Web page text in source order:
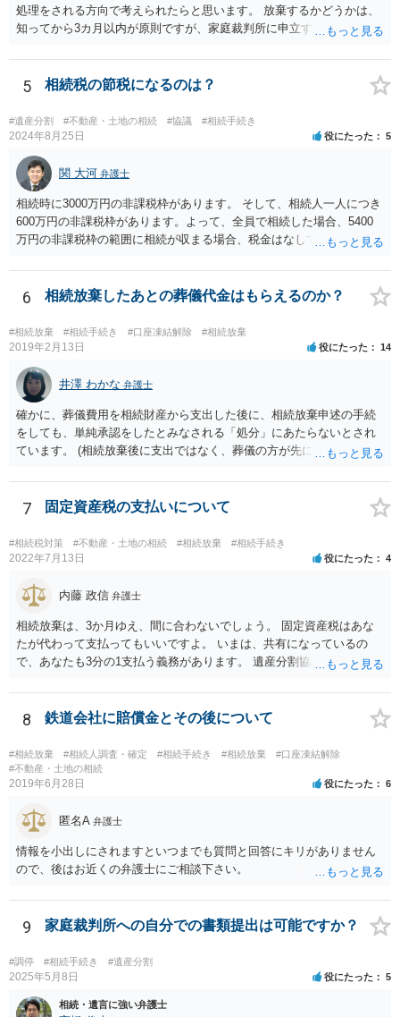
処理をされる方向で考えられたらと思います。 放棄するかどうかは、
知ってから3カ月以内が原則ですが、家庭裁判所に申立すれば3カ月の
放棄するかどうか決めることができます。 銀行やサラ金が数年も放置
することはありませんので、数年後に借金が発見される可能性はほぼ
ありません。 なお、私が扱った相続放棄を検討していた案件で、期間
伸長して調査したところ、サラ金に対する過払金など相当な財産が見
つかったため相続したという事例がありました。
5 相続税の節税になるのは？
#遺産分割 #不動産・土地の相続 #協議 #相続手続き
2024年8月25日 役にたった 5
関 大河 弁護士
相続時に3000万円の非課税枠があります。 そして、相続人一人につき
600万円の非課税枠があります。よって、全員で相続した場合、5400
万円の非課税枠の範囲に相続が収まる場合、税金はなしです。 一人が
範囲となります。 一般的には、全員で相続する方が税金はお得です。
また、全員で相続しても、話し合いの結果、親がすべて相続と決める
こともできます。この場合でも相続の非課税枠は、全員で相続した540
0万円分使えます。 父が亡くなり、母が全部相続すると、母から三人
で相続する際は、4800万円が非課税枠となります。 そうすると、母が
亡くなってから相続すると、両親のどちらかが亡くなってから相続す
るより非課税の枠が減少します。 計画的に相続をするのがおすすめと
いうことになります。これ以外にも気をつける点はあるかもしれませ
んので、一度相談して想定するのがおすすめと思います。
6 相続放棄したあとの葬儀代金はもらえるのか？
#相続放棄 #相続手続き #口座凍結解除 #相続放棄
2019年2月13日 役にたった 14
井澤 わかな 弁護士
確かに、葬儀費用を相続財産から支出した後に、相続放棄申述の手続
をしても、単純承認をしたとみなされる「処分」にあたらないとされ
ています。 (相続放棄後に支出ではなく、葬儀の方が先に来るのが通常
述の手続ということだと思いますが) ただ、葬儀費用ならいくらでもよ
いということではなく、身分相応の、社会的儀式として当然認められ
る程度の金額に留まると考えた方がよいです。 もし、相続人の皆さん
に葬儀費用を支出する経済力がなく、質素な葬儀を行った費用であれ
ば相続財産から支出しても単純承認と認められない可能性が高いの
7 固定資産税の支払いについて
#相続税対策 #不動産・土地の相続 #相続放棄 #相続手続き
2022年7月13日 役にたった 4
内藤 政信 弁護士
相続放棄は、3か月ゆえ、間に合わないでしょう。 固定資産税はあな
たが代わって支払ってもいいですよ。 いまは、共有になっているの
で、あなたも3分の1支払う義務があります。 遺産分割協議をして、不
払い義務があります。
8 鉄道会社に賠償金とその後について
#相続放棄 #相続人調査・確定 #相続手続き #相続放棄
#口座凍結解除
#不動産・土地の相続
2019年6月28日 役にたった 6
匿名A 弁護士
情報を小出しにされますといつまでも質問と回答にキリがありません
ので、後はお近くの弁護士にご相談下さい。
9 家庭裁判所への自分での書類提出は可能ですか？
#調停 #相続手続き #遺産分割
2025年5月8日 役にたった 5
相続・遺言に強い弁護士